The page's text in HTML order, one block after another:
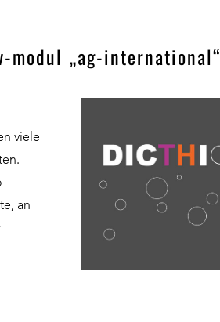
„ag-international“
viele
an